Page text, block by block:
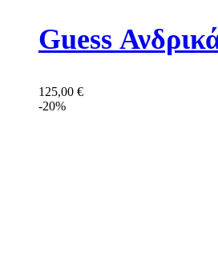
Guess
125,00 €
-20%